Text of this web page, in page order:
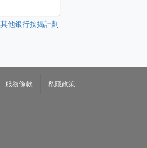
其他銀行按揭計劃
服務條款 私隱政策